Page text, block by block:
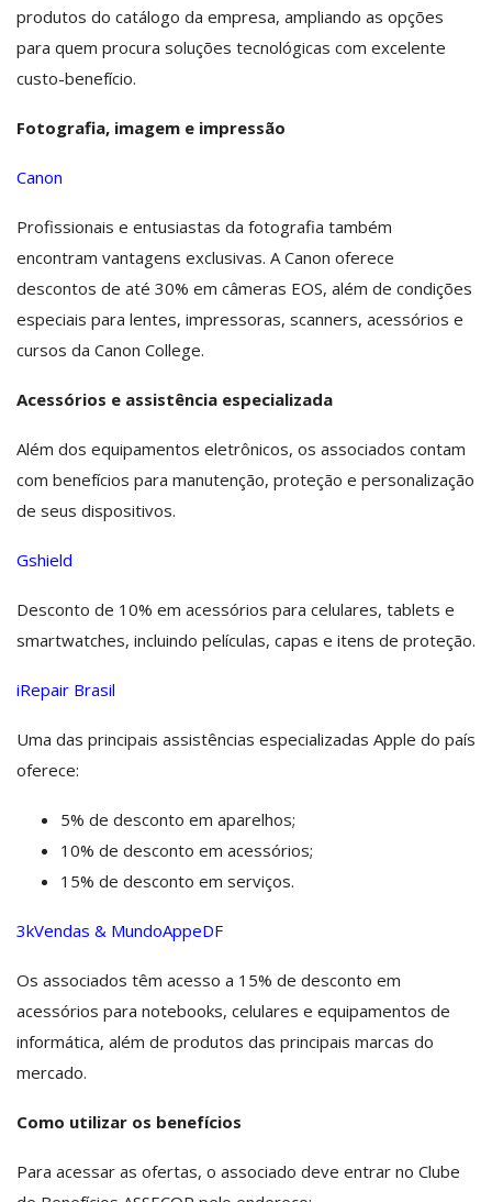
produtos do catálogo da empresa, ampliando as opções
para quem procura soluções tecnológicas com excelente
custo-benefício.
Fotografia, imagem e impressão
Canon
Profissionais e entusiastas da fotografia também
encontram vantagens exclusivas. A Canon oferece
descontos de até 30% em câmeras EOS, além de condições
especiais para lentes, impressoras, scanners, acessórios e
cursos da Canon College.
Acessórios e assistência especializada
Além dos equipamentos eletrônicos, os associados contam
com benefícios para manutenção, proteção e personalização
de seus dispositivos.
Gshield
Desconto de 10% em acessórios para celulares, tablets e
smartwatches, incluindo películas, capas e itens de proteção.
iRepair Brasil
Uma das principais assistências especializadas Apple do país
oferece:
5% de desconto em aparelhos;
10% de desconto em acessórios;
15% de desconto em serviços.
3kVendas & MundoAppeDF
Os associados têm acesso a 15% de desconto em
acessórios para notebooks, celulares e equipamentos de
informática, além de produtos das principais marcas do
mercado.
Como utilizar os benefícios
Para acessar as ofertas, o associado deve entrar no Clube